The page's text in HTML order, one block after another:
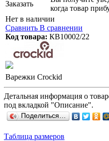
Заказать
когда товар
Нет в наличии
Сравнить В сравнении
Код товара: КВ10002/22
Варежки Crockid
Детальная информация о
под вкладкой "Описание".
Поделиться…
Таблица размеров